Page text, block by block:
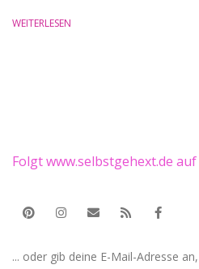
WEITERLESEN
Folgt www.selbstgehext.de auf
... oder gib deine E-Mail-Adresse